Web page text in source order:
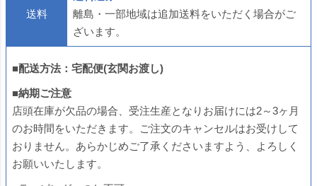
送料
離島・一部地域は追加送料をいただく場合がご
ざいます。
■配送方法：宅配便(玄関お渡し)
■納期ご注意
店頭在庫が欠品の場合、受注生産となりお届けには2～3ヶ月
のお時間をいただきます。ご注文のキャンセルはお受けして
おりません。あらかじめご了承くださいますよう、よろしく
お願いいたします。